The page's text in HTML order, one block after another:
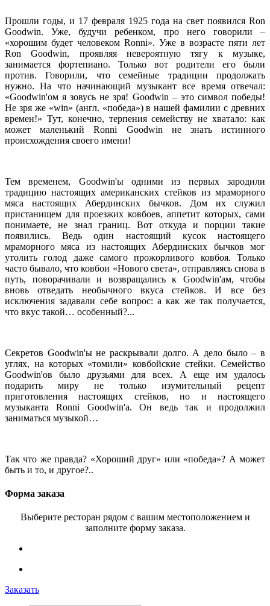
Прошли годы, и 17 февраля 1925 года на свет появился Ron
Goodwin. Уже, будучи ребенком, про него говорили –
«хорошим будет человеком Ronni». Уже в возрасте пяти лет
Ron Goodwin, проявляя невероятную тягу к музыке,
занимается фортепиано. Только вот родители его были
против. Говорили, что семейные традиции продолжать
нужно. На что начинающий музыкант все время отвечал:
«Goodwin'ом я зовусь не зря! Goodwin – это символ победы!
Не зря же «win» (англ. «победа») в нашей фамилии с древних
времен!» Тут, конечно, терпения семейству не хватало: как
может маленький Ronni Goodwin не знать истинного
происхождения своего имени!
Тем временем, Goodwin'ы одними из первых зародили
традицию настоящих американских стейков из мраморного
мяса настоящих Абердинских бычков. Дом их служил
пристанищем для проезжих ковбоев, аппетит которых, сами
понимаете, не знал границ. Вот откуда и порции такие
появились. Ведь один настоящий кусок настоящего
мраморного мяса из настоящих Абердинских бычков мог
утолить голод даже самого прожорливого ковбоя. Только
часто бывало, что ковбои «Нового света», отправляясь снова в
путь, поворачивали и возвращались к Goodwin'ам, чтобы
вновь отведать необычного вкуса стейков. И все без
исключения задавали себе вопрос: а как же так получается,
что вкус такой… особенный?...
Секретов Goodwin'ы не раскрывали долго. А дело было – в
углях, на которых «томили» ковбойские стейки. Семейство
Goodwin'ов было друзьями для всех. А еще им удалось
подарить миру не только изумительный рецепт
приготовления настоящих стейков, но и настоящего
музыканта Ronni Goodwin'а. Он ведь так и продолжил
заниматься музыкой…
Так что же правда? «Хороший друг» или «победа»? А может
быть и то, и другое?..
Форма заказа
Выберите ресторан рядом с вашим местоположением и
заполните форму заказа.
Заказать